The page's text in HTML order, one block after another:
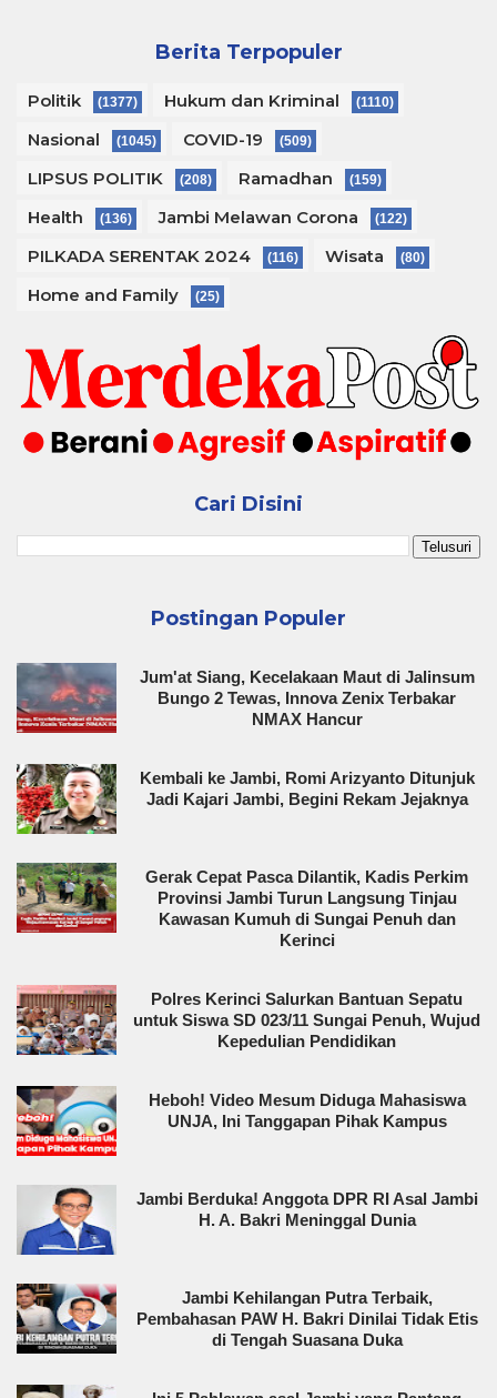
Berita Terpopuler
Politik (1377) Hukum dan Kriminal (1110)
Nasional (1045) COVID-19 (509)
LIPSUS POLITIK (208) Ramadhan (159)
Health (136) Jambi Melawan Corona (122)
PILKADA SERENTAK 2024 (116) Wisata (80)
Home and Family (25)
Cari Disini
Postingan Populer
Jum'at Siang, Kecelakaan Maut di Jalinsum
Bungo 2 Tewas, Innova Zenix Terbakar
NMAX Hancur
Kembali ke Jambi, Romi Arizyanto Ditunjuk
Jadi Kajari Jambi, Begini Rekam Jejaknya
Gerak Cepat Pasca Dilantik, Kadis Perkim
Provinsi Jambi Turun Langsung Tinjau
Kawasan Kumuh di Sungai Penuh dan
Kerinci
Polres Kerinci Salurkan Bantuan Sepatu
untuk Siswa SD 023/11 Sungai Penuh, Wujud
Kepedulian Pendidikan
Heboh! Video Mesum Diduga Mahasiswa
UNJA, Ini Tanggapan Pihak Kampus
Jambi Berduka! Anggota DPR RI Asal Jambi
H. A. Bakri Meninggal Dunia
Jambi Kehilangan Putra Terbaik,
Pembahasan PAW H. Bakri Dinilai Tidak Etis
di Tengah Suasana Duka